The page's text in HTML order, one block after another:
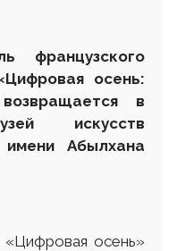
французского
осень:
в
искусств
имени Абылхана
«Цифровая осень»